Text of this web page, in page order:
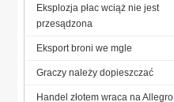
Eksplozja płac wciąż nie jest
przesądzona
Eksport broni we mgle
Graczy należy dopieszczać
Handel złotem wraca na Allegro